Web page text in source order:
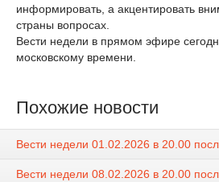
информировать, а акцентировать
страны вопросах.
Вести недели в прямом эфире
московскому времени.
Похожие новости
Вести недели 01.02.2026 в 20.00
Вести недели 08.02.2026 в 20.00